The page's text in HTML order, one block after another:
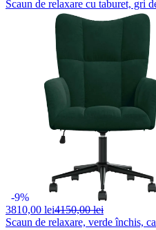
Scaun de relaxare cu taburet, gri
-9%
3810,00 lei4150,00 lei
Scaun de relaxare, verde închis,